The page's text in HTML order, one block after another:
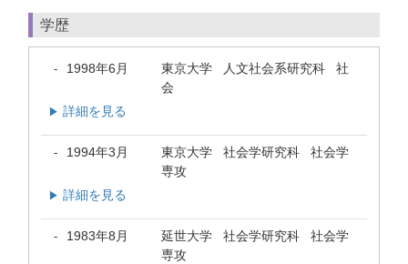
学歴
- 1998年6月
東京大学 人文社会系研究科 社
会
▶ 詳細を見る
- 1994年3月
東京大学 社会学研究科 社会学
専攻
▶ 詳細を見る
- 1983年8月
延世大学 社会学研究科 社会学
専攻